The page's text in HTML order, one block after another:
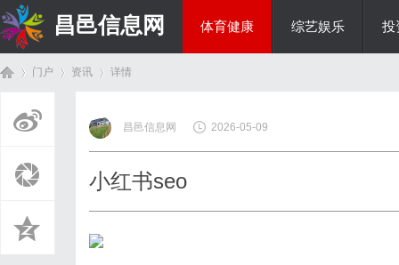
昌邑信息网 体育健康 综艺娱乐 投
门户 资讯
›
详情
昌邑信息网 2026-05-09
小红书seo